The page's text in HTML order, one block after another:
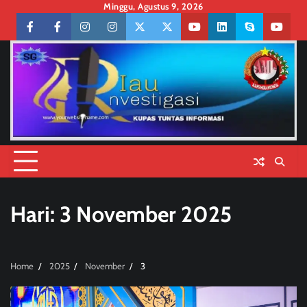
content
Minggu, Agustus 9, 2026
FacebookfacebookInstagraminstagramTwittertwitterYoutubelinkedinskype
Hari: 3 November 2025
Home 2025 November 3